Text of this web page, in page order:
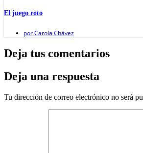
El juego roto
porCarola Chávez
Deja tus comentarios
Deja una respuesta
Tu dirección de correo electrónico no será